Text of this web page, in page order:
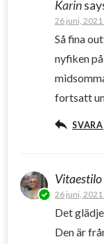
Karin
26 juni, 2021
Så fina
nyfiken
fortsatt
SVARA
Vitaestilo
26 juni, 2021
Det
Den är